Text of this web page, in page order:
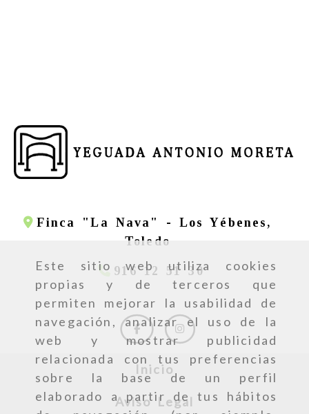
Este sitio web utiliza cookies
propias y de terceros que
permiten mejorar la usabilidad de
navegación, analizar el uso de la
web y mostrar publicidad
relacionada con tus preferencias
sobre la base de un perfil
elaborado a partir de tus hábitos
Finca "La Nava" - Los Yébenes,
Toledo
916 12 51 30
Inicio
Aviso Legal